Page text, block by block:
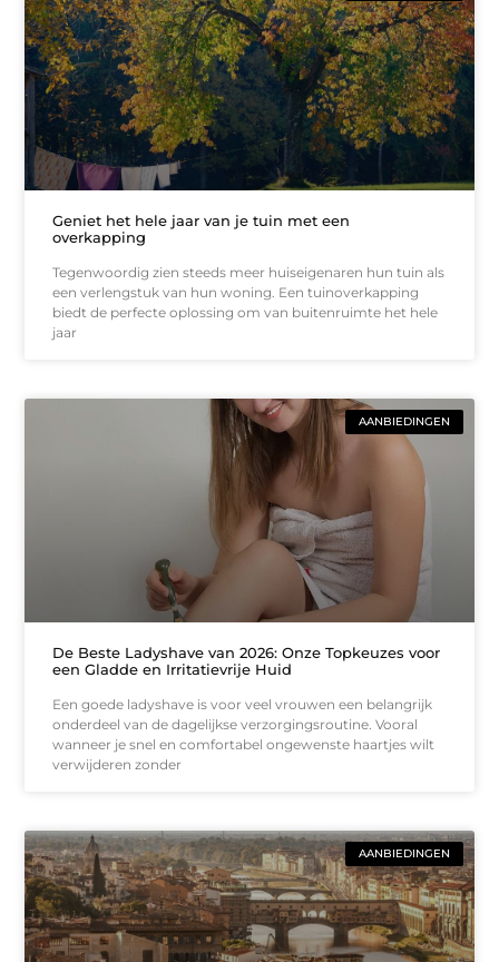
Geniet het hele jaar van je tuin met een
overkapping
Tegenwoordig zien steeds meer huiseigenaren hun tuin als
een verlengstuk van hun woning. Een tuinoverkapping
biedt de perfecte oplossing om van buitenruimte het hele
jaar
AANBIEDINGEN
De Beste Ladyshave van 2026: Onze Topkeuzes voor
een Gladde en Irritatievrije Huid
Een goede ladyshave is voor veel vrouwen een belangrijk
onderdeel van de dagelijkse verzorgingsroutine. Vooral
wanneer je snel en comfortabel ongewenste haartjes wilt
verwijderen zonder
AANBIEDINGEN